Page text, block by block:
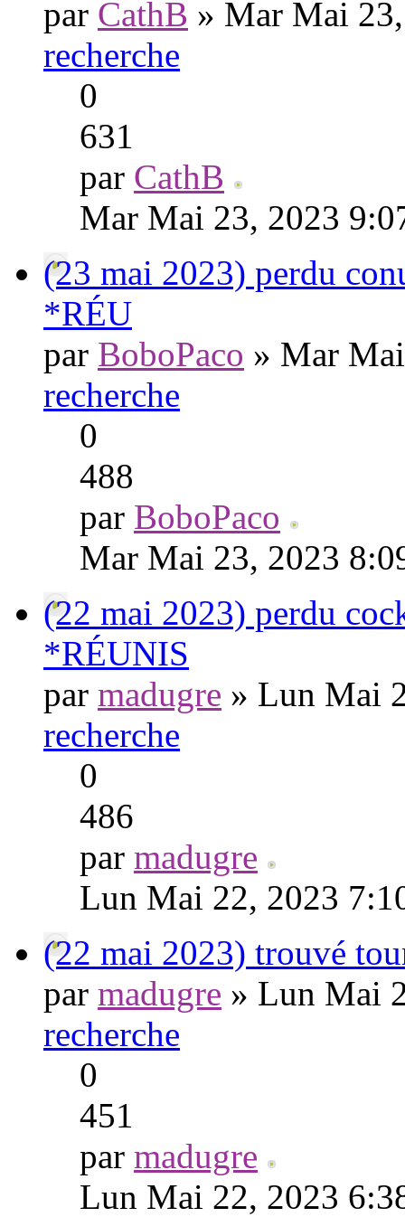
par CathB » Mar Mai
recherche
0
631
par CathB
Mar Mai 23, 2023
(23 mai 2023) perdu
*RÉU
par BoboPaco » Mar
recherche
0
488
par BoboPaco
Mar Mai 23, 2023
(22 mai 2023) perdu
*RÉUNIS
par madugre » Lun Mai
recherche
0
486
par madugre
Lun Mai 22, 2023
(22 mai 2023) trouvé
par madugre » Lun Mai
recherche
0
451
par madugre
Lun Mai 22, 2023